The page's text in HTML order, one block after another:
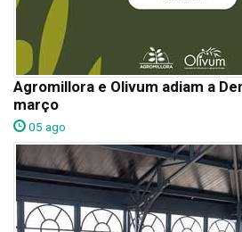
Agromillora e Olivum adiam a
março
05 ago